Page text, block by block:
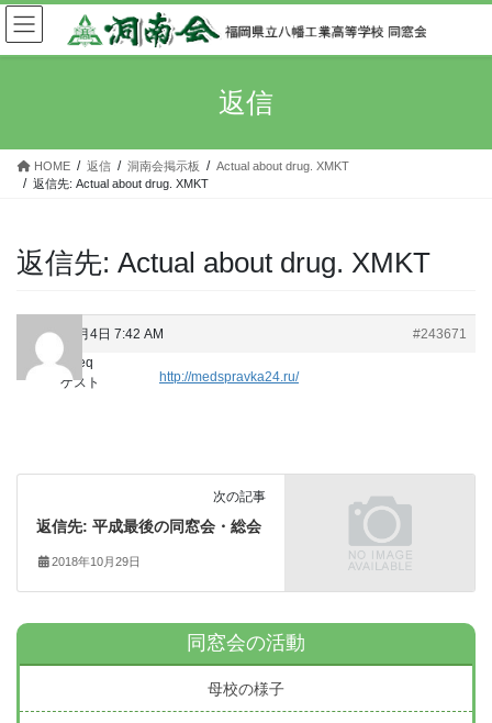
コ
ン
テ
ス
ナ
ビ
ゲ
ン
返信
HOME 返信 洞南会掲示板
Actual about drug. XMKT
返信先: Actual about drug. XMKT
返信先: Actual about drug. XMKT
2024年3月4日 7:42 AM
#243671
ijmtreq
ゲスト
http://medspravka24.ru/
次の記事
返信先: 平成最後の同窓会・総会
2018年10月29日
同窓会の活動
母校の様子